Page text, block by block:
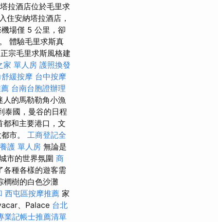
拉酒店位於毛里求
住安納塔拉酒店，
場僅 5 公里，卻
體驗毛里求斯真
宗毛里求斯風格建
家 單人房 護照換發
緩按摩 台中按摩
台南台胞證辦理
的馬勒勒角小漁
泰國，曼谷的日程
和主要港口，文
市。 工商登記全
護 單人房 無論是
市的世界氛圍 商
種各樣的遊客需
櫚樹的白色沙灘
西屯區按摩推薦 家
、Palace 台北
業記帳士推薦清單